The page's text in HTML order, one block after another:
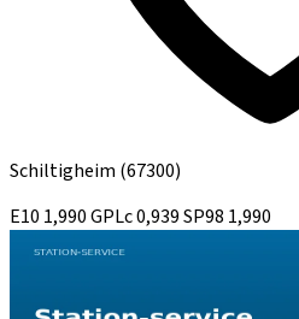
Schiltigheim (67300)
E10 1,990GPLc0,939SP98 1,990